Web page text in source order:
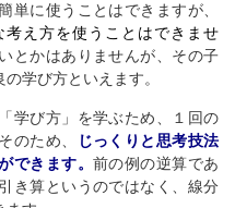
単に使うことはできますが、
え方を使うことはできませ
とかはありませんが、その子
の学び方といえます。
学び方」を学ぶため、１回の
のため、
じっくりと思考技法
できます。 前の例の逆算であ
き算というのではなく、線分